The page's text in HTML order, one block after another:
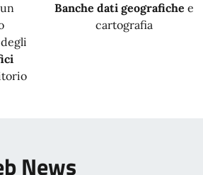
un
Banche dati geografiche e
cartografia
News